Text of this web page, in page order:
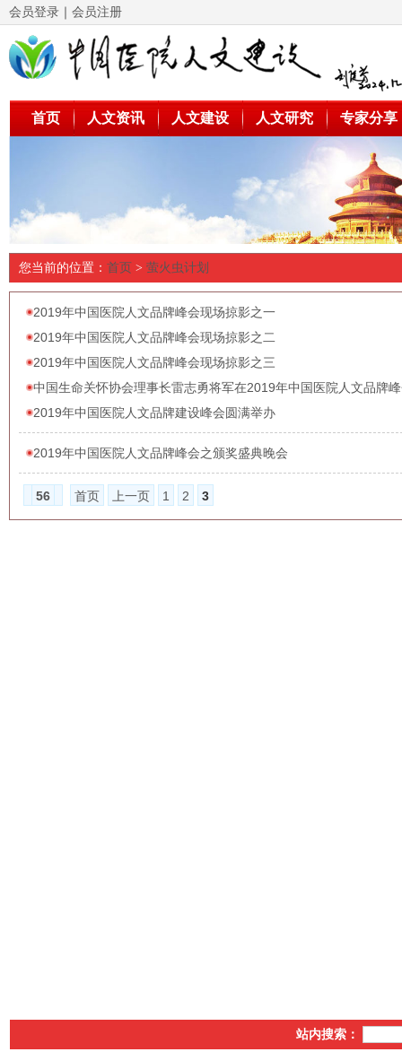
会员登录 ｜ 会员注册
首页 人文资讯 人文建设 人文研究 专家分享
您当前的位置： 首页 > 萤火虫计划
2019年中国医院人文品牌峰会现场掠影之一
2019年中国医院人文品牌峰会现场掠影之二
2019年中国医院人文品牌峰会现场掠影之三
中国生命关怀协会理事长雷志勇将军在2019年中国医院人文品牌
2019年中国医院人文品牌建设峰会圆满举办
2019年中国医院人文品牌峰会之颁奖盛典晚会
56 首页 上一页 1 2 3
站内搜索：